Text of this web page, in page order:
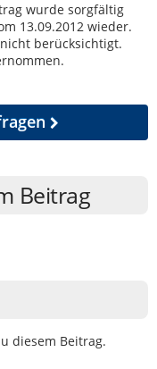
wurde sorgfältig
13.09.2012 wieder.
berücksichtigt.
Beitrag
diesem Beitrag.